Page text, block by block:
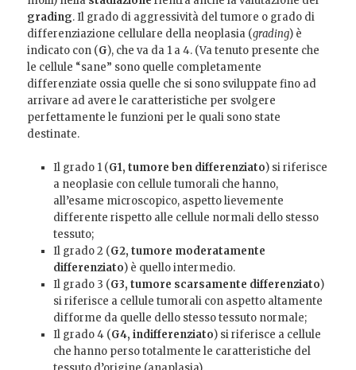
grading. Il grado di aggressività del tumore o grado di
differenziazione cellulare della neoplasia (grading) è
indicato con (G), che va da 1 a 4. (Va tenuto presente che
le cellule “sane” sono quelle completamente
differenziate ossia quelle che si sono sviluppate fino ad
arrivare ad avere le caratteristiche per svolgere
perfettamente le funzioni per le quali sono state
destinate.
Il grado 1 (G1, tumore ben differenziato) si riferisce
a neoplasie con cellule tumorali che hanno,
all’esame microscopico, aspetto lievemente
differente rispetto alle cellule normali dello stesso
tessuto;
Il grado 2 (G2, tumore moderatamente
differenziato) è quello intermedio.
Il grado 3 (G3, tumore scarsamente differenziato)
si riferisce a cellule tumorali con aspetto altamente
difforme da quelle dello stesso tessuto normale;
Il grado 4 (G4, indifferenziato) si riferisce a cellule
che hanno perso totalmente le caratteristiche del